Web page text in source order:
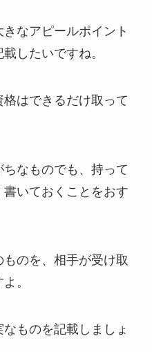
なアピールポイント
したいですね。
はできるだけ取って
なものでも、持って
いておくことをおす
のを、相手が受け取
。
ものを記載しましょ